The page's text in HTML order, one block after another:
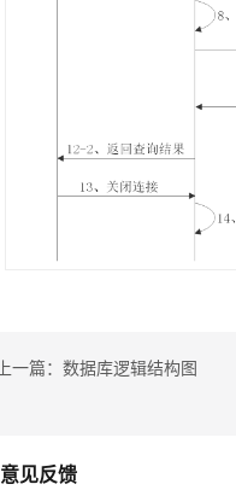
上一篇：数据库逻辑结构图
意见反馈